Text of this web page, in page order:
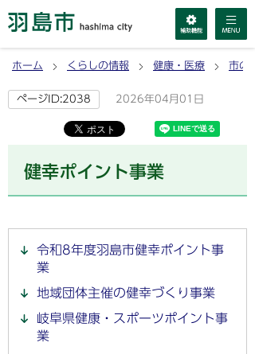
ホーム くらしの情報 健康・医療 市の
ページID:2038 2026年04月01日
健幸ポイント事業
令和8年度羽島市健幸ポイント事
業
地域団体主催の健幸づくり事業
岐阜県健康・スポーツポイント事
業